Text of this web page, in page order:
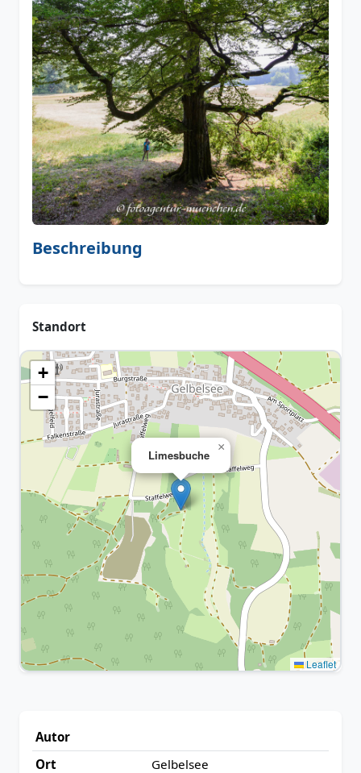
Beschreibung
Standort
Limesbuche
×
+
−
Leaflet
Autor
Ort
Gelbelsee